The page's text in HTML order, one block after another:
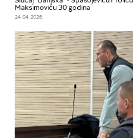
Maksimoviću 30 godina
24. 04. 2026.